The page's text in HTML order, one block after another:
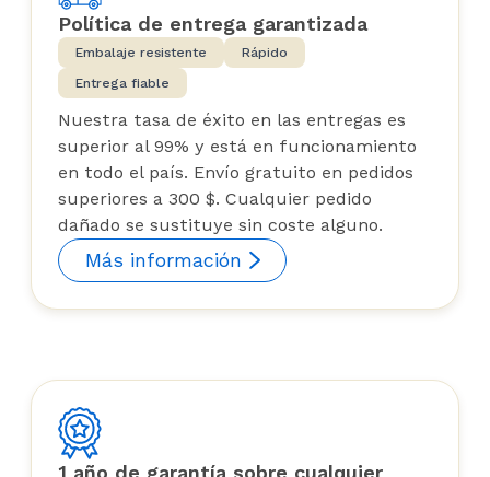
Política de entrega garantizada
Embalaje resistente
Rápido
Entrega fiable
Nuestra tasa de éxito en las entregas es
superior al 99% y está en funcionamiento
en todo el país. Envío gratuito en pedidos
superiores a 300 $. Cualquier pedido
dañado se sustituye sin coste alguno.
Más información
1 año de garantía sobre cualquier